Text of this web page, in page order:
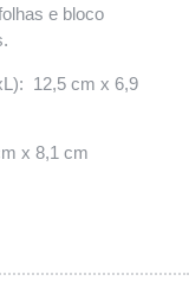
e bloco
12,5 cm x 6,9
x 8,1 cm